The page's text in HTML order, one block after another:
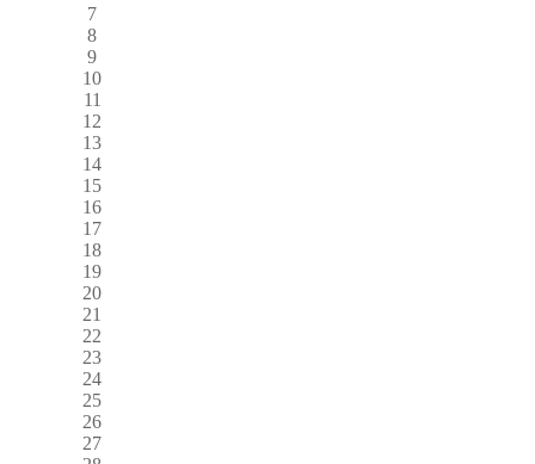
7
8
9
10
11
12
13
14
15
16
17
18
19
20
21
22
23
24
25
26
27